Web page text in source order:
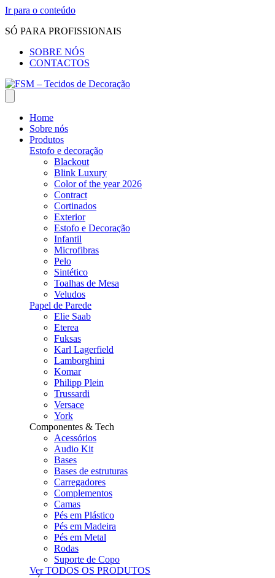
Ir para o conteúdo
SÓ PARA PROFISSIONAIS
SOBRE NÓS
CONTACTOS
Home
Sobre nós
Produtos
Estofo e decoração
Blackout
Blink Luxury
Color of the year 2026
Contract
Cortinados
Exterior
Estofo e Decoração
Infantil
Microfibras
Pelo
Sintético
Toalhas de Mesa
Veludos
Papel de Parede
Elie Saab
Eterea
Fuksas
Karl Lagerfield
Lamborghini
Komar
Philipp Plein
Trussardi
Versace
York
Componentes & Tech
Acessórios
Audio Kit
Bases
Bases de estruturas
Carregadores
Complementos
Camas
Pés em Plástico
Pés em Madeira
Pés em Metal
Rodas
Suporte de Copo
Ver TODOS OS PRODUTOS